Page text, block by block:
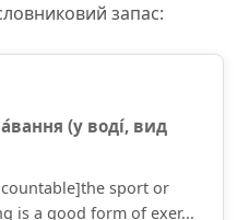
запас:
(у воді́, вид
sport or
is a good form of exer...